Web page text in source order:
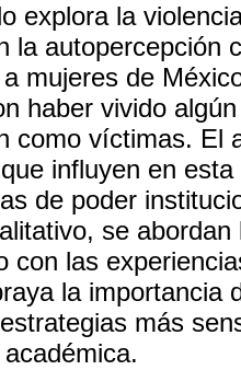
explora la
la autopercepción
mujeres de
haber vivido
como víctimas. El
influyen en
de poder
se
con las
la importancia
más